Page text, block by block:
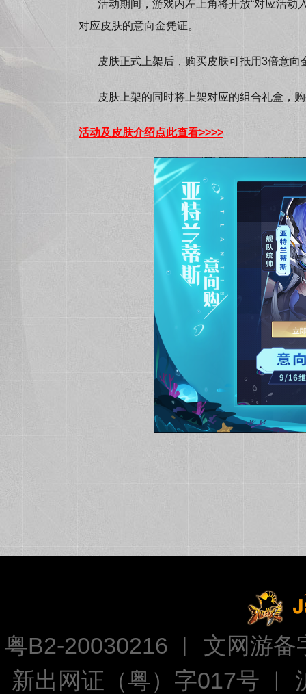
活动期间，游戏内左上角将开放“对应活动
对应皮肤的意向金凭证。
皮肤正式上架后，购买皮肤可抵用3倍意向
皮肤上架的同时将上架对应的组合礼盒，购
活动及皮肤介绍点此查看>>>>
粤B2-20030216 ︱ 文网游
新出网证（粤）字017号 ︱